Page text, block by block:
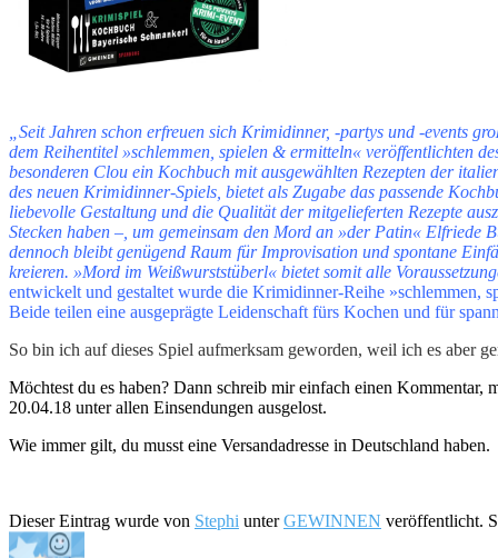
„Seit Jahren schon erfreuen sich Krimidinner, -partys und -events
dem Reihentitel »schlemmen, spielen & ermitteln« veröffent­lichten
besonderen Clou ein Kochbuch mit ausgewählten Rezepten der
des neuen Krimidinner-Spiels, bietet als Zugabe das passende
liebevolle Gestaltung und die Qualität der mitgelieferten Rezepte
Stecken haben –, um gemeinsam den Mord an »der Patin« Elfriede
dennoch bleibt genügend Raum für Improvisation und spontane
kreieren. »Mord im Weißwurststüberl« bietet somit alle
entwickelt und gestaltet wurde die Krimidinner-Reihe
Beide teilen eine ausgeprägte Leidenschaft fürs Kochen und für
So bin ich auf dieses Spiel aufmerksam geworden, weil ich es aber
Möchtest du es haben? Dann schreib mir einfach einen
20.04.18 unter allen Einsendungen ausgelost.
Wie immer gilt, du musst eine Versandadresse in Deutschland haben.
Dieser Eintrag wurde von Stephi unterGEWINNEN veröffentlicht.